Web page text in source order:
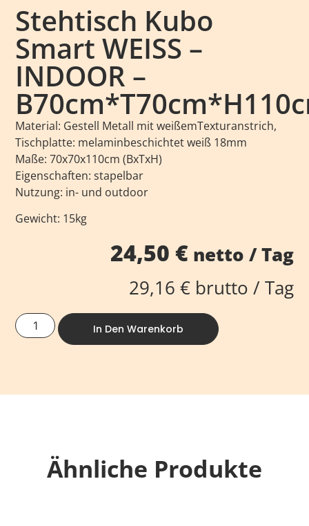
Stehtisch Kubo
Smart WEISS –
INDOOR –
Material: Gestell Metall mit weißemTexturanstrich,
Tischplatte: melaminbeschichtet weiß 18mm
Maße: 70x70x110cm (BxTxH)
Eigenschaften: stapelbar
Nutzung: in- und outdoor
Gewicht: 15kg
24,50 €netto / Tag
29,16 €brutto / Tag
In Den Warenkorb
Ähnliche Produkte